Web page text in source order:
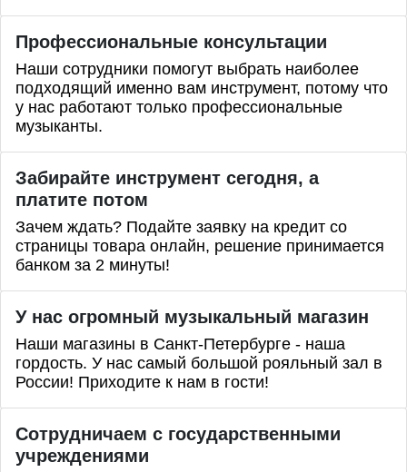
Профессиональные консультации
Наши сотрудники помогут выбрать наиболее
подходящий именно вам инструмент, потому что
у нас работают только профессиональные
музыканты.
Забирайте инструмент сегодня, а
платите потом
Зачем ждать? Подайте заявку на кредит со
страницы товара онлайн, решение принимается
банком за 2 минуты!
У нас огромный музыкальный магазин
Наши магазины в Санкт-Петербурге - наша
гордость. У нас самый большой рояльный зал в
России! Приходите к нам в гости!
Сотрудничаем с государственными
учреждениями